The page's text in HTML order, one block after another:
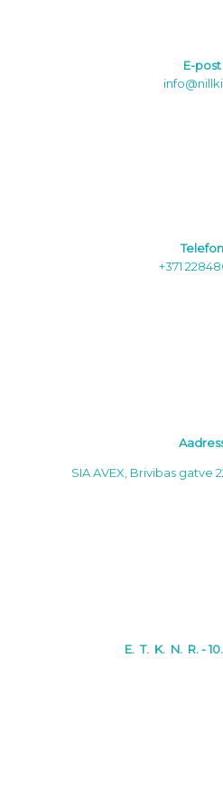
E-post
Telefon
+371
SIA AVEX, Brivibas gatve
E. T. K. N. R. -